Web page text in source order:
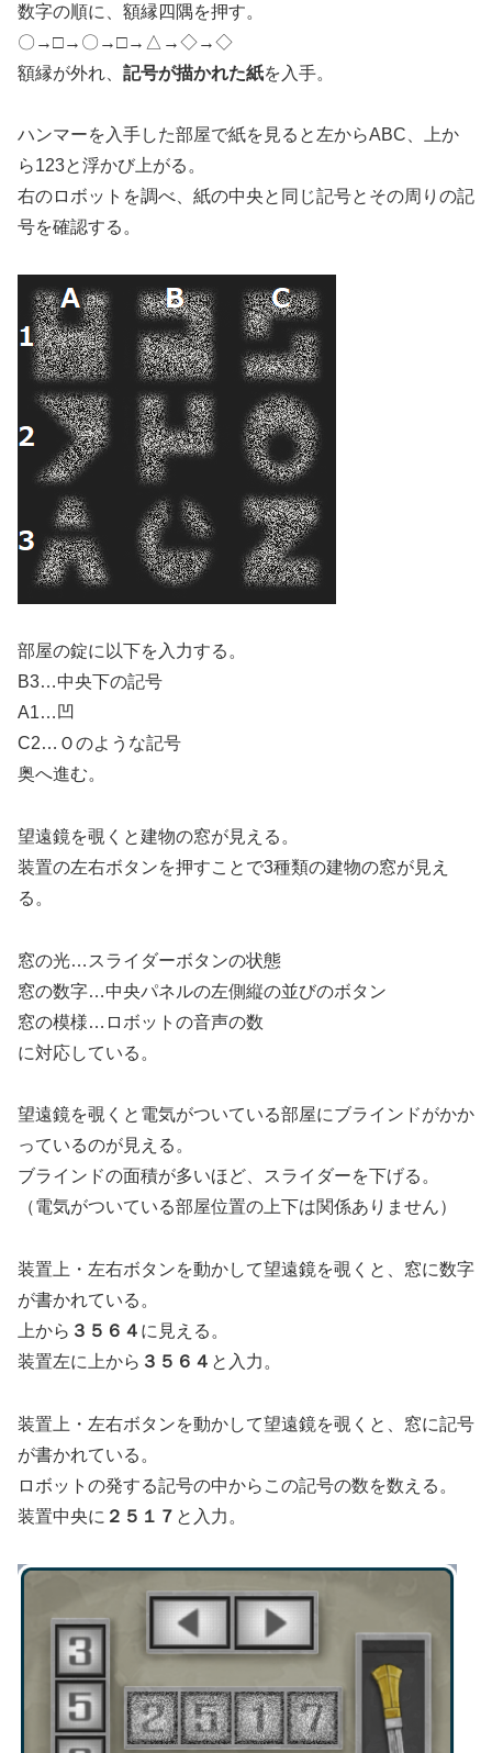
数字の順に、額縁四隅を押す。
〇→□→〇→□→△→◇→◇
額縁が外れ、 記号が描かれた紙を入手。
ハンマーを入手した部屋で紙を見ると左からABC、上か
ら123と浮かび上がる。
右のロボットを調べ、紙の中央と同じ記号とその周りの記
号を確認する。
部屋の錠に以下を入力する。
B3…中央下の記号
A1…凹
C2…Ｏのような記号
奥へ進む。
望遠鏡を覗くと建物の窓が見える。
装置の左右ボタンを押すことで3種類の建物の窓が見え
る。
窓の光…スライダーボタンの状態
窓の数字…中央パネルの左側縦の並びのボタン
窓の模様…ロボットの音声の数
に対応している。
望遠鏡を覗くと電気がついている部屋にブラインドがかか
っているのが見える。
ブラインドの面積が多いほど、スライダーを下げる。
（電気がついている部屋位置の上下は関係ありません）
装置上・左右ボタンを動かして望遠鏡を覗くと、窓に数字
が書かれている。
上から ３５６４ に見える。
装置左に上から ３５６４ と入力。
装置上・左右ボタンを動かして望遠鏡を覗くと、窓に記号
が書かれている。
ロボットの発する記号の中からこの記号の数を数える。
装置中央に ２５１７ と入力。